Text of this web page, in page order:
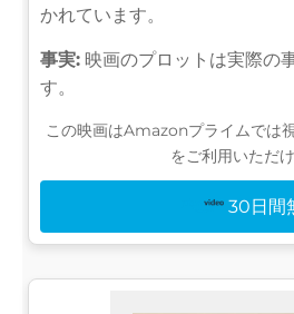
かれています。
事実: 映画のプロットは実際の
す。
この映画はAmazonプライムでは
をご利用いただ
30日間